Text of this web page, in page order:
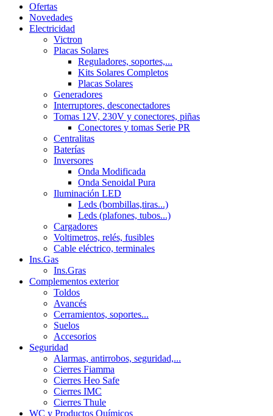
Ofertas
Novedades
Electricidad
Victron
Placas Solares
Reguladores, soportes,...
Kits Solares Completos
Placas Solares
Generadores
Interruptores, desconectadores
Tomas 12V, 230V y conectores, piñas
Conectores y tomas Serie PR
Centralitas
Baterías
Inversores
Onda Modificada
Onda Senoidal Pura
Iluminación LED
Leds (bombillas,tiras...)
Leds (plafones, tubos...)
Cargadores
Voltimetros, relés, fusibles
Cable eléctrico, terminales
Ins.Gas
Ins.Gras
Complementos exterior
Toldos
Avancés
Cerramientos, soportes...
Suelos
Accesorios
Seguridad
Alarmas, antirrobos, seguridad,...
Cierres Fiamma
Cierres Heo Safe
Cierres IMC
Cierres Thule
WC y Productos Químicos